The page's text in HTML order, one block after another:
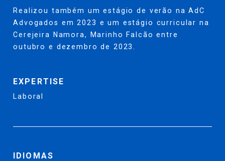
Realizou também um estágio de verão na AdC
Advogados em 2023 e um estágio curricular na
Cerejeira Namora, Marinho Falcão entre
outubro e dezembro de 2023.
EXPERTISE
Laboral
IDIOMAS